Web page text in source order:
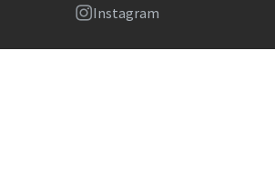
Instagram